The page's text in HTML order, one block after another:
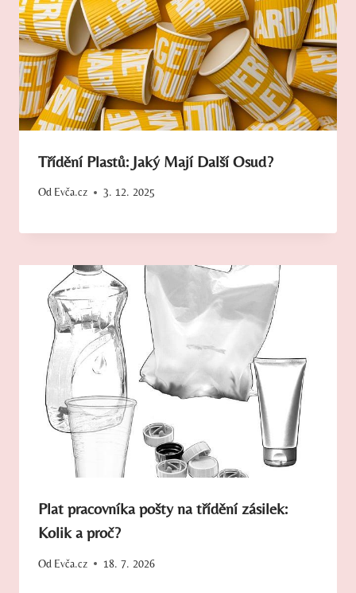
Třídění Plastů: Jaký Mají Další Osud?
Od Evča.cz 3. 12. 2025
Plat pracovníka pošty na třídění zásilek:
Kolik a proč?
Od Evča.cz 18. 7. 2026